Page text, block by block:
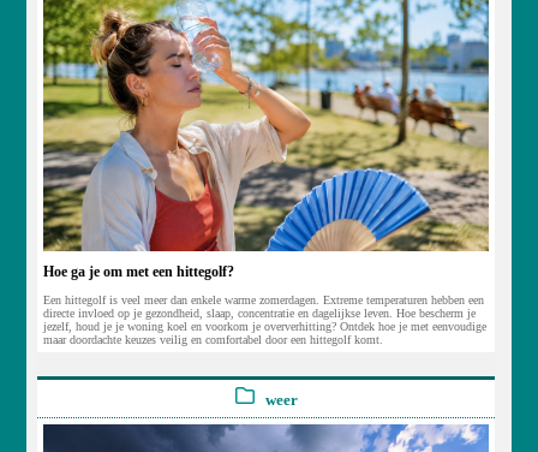
Hoe ga je om met een hittegolf?
Een hittegolf is veel meer dan enkele warme zomerdagen. Extreme temperaturen hebben een
directe invloed op je gezondheid, slaap, concentratie en dagelijkse leven. Hoe bescherm je
jezelf, houd je je woning koel en voorkom je oververhitting? Ontdek hoe je met eenvoudige
maar doordachte keuzes veilig en comfortabel door een hittegolf komt.
weer